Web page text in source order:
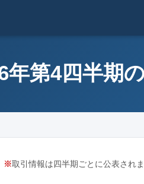
年第4四半期
※取引情報は四半期ごとに公表されま